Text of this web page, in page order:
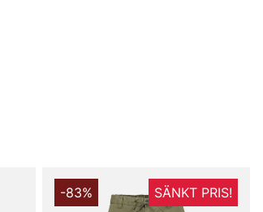
Besök oss även i vår butik i
-83% SÄNKT PRIS!